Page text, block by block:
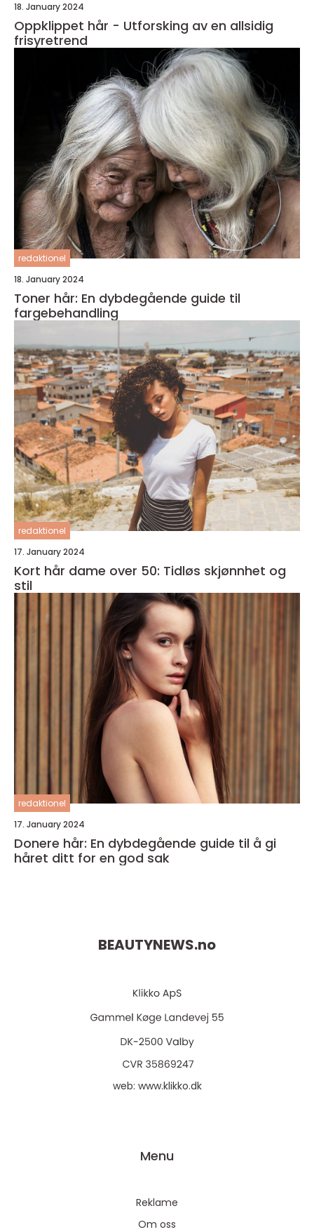
18. January 2024
Oppklippet hår - Utforsking av en allsidig
frisyretrend
redaktionel
18. January 2024
Toner hår: En dybdegående guide til
fargebehandling
redaktionel
17. January 2024
Kort hår dame over 50: Tidløs skjønnhet og
stil
redaktionel
17. January 2024
Donere hår: En dybdegående guide til å gi
håret ditt for en god sak
BEAUTYNEWS.no
web: www.klikko.dk
Menu
Reklame
Om oss